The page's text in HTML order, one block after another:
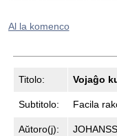
Al la komenco
Titolo: Vojaĝo
Subtitolo: Facila
Aŭtoro(j):